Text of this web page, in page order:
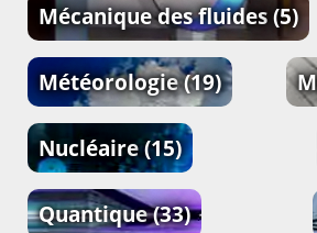
Mécanique des fluides (5)
Météorologie(19)
Nucléaire(15)
Quantique(33)